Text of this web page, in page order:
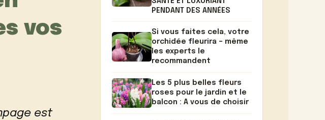
vos
est
PENDANT DES ANNÉES
Si vous faites cela, votre
orchidée fleurira – même
les experts le
recommandent
Les 5 plus belles fleurs
roses pour le jardin et le
balcon : A vous de choisir